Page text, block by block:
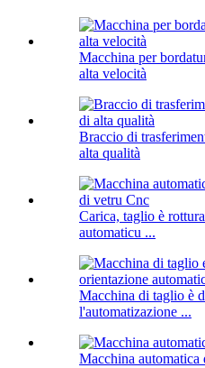
Macchina per
alta velocità
Braccio di
alta qualità
Carica, taglio è
automaticu ...
Macchina di taglio è
l'automatizazione ...
Macchina automatica